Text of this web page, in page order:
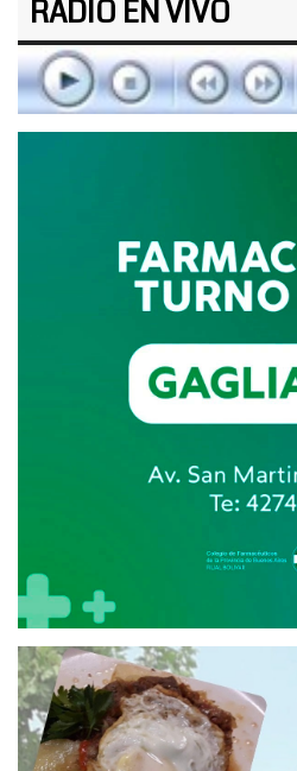
RADIO EN VIVO